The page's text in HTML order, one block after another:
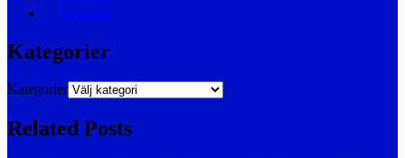
Svenska
Kategorier
Kategorier
Related Posts